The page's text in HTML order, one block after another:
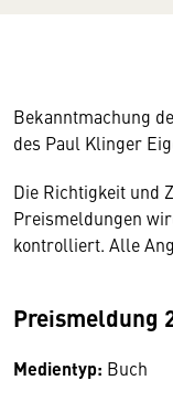
Bekanntmachung
des Paul Klinger
Die Richtigkeit und
Preismeldungen
kontrolliert. Alle
Preismeldung
Medientyp: Buch